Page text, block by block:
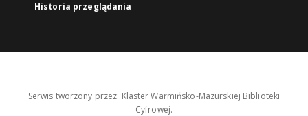
Historia przeglądania
Serwis tworzony przez: Klaster Warmińsko-Mazurskiej Biblioteki
Cyfrowej.